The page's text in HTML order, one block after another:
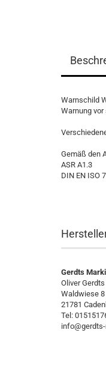
Warnschild
Warnung
Gemäß den
ASR A1.3
DIN EN ISO
Gerdts
Oliver
Waldwiese 8
21781
Tel: